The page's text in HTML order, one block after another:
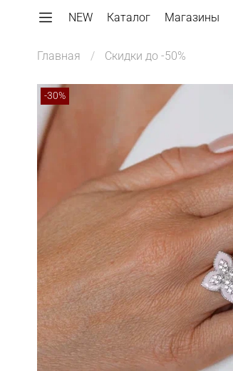
NEW Каталог Магазины
Главная Скидки до -50%
-30%